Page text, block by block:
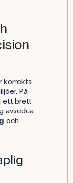
korrekta
På
ett brett
avsedda
och